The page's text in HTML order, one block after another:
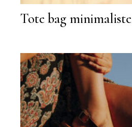
Tote bag minimaliste